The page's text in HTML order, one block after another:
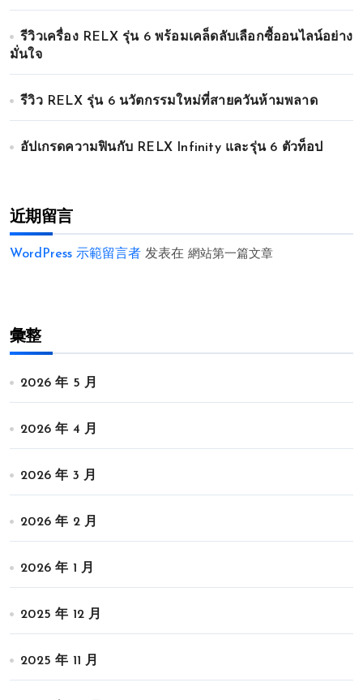
รีวิวเครื่อง RELX รุ่น 6 พร้อมเคล็ดลับเลือกซื้ออนไลน์อย่าง
มั่นใจ
รีวิว RELX รุ่น 6 นวัตกรรมใหม่ที่สายควันห้ามพลาด
อัปเกรดความฟินกับ RELX Infinity และรุ่น 6 ตัวท็อป
近期留言
WordPress 示範留言者 发表在 網站第一篇文章
彙整
2026 年 5 月
2026 年 4 月
2026 年 3 月
2026 年 2 月
2026 年 1 月
2025 年 12 月
2025 年 11 月